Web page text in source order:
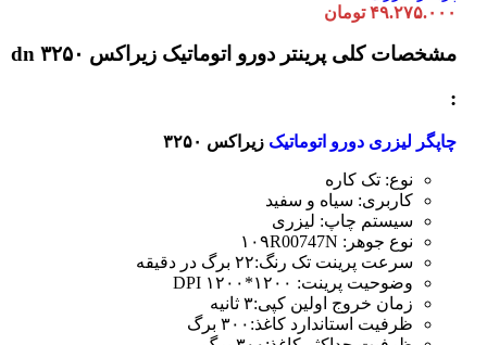
۴۹.۲۷۵.۰۰۰ تومان
مشخصات کلی پرینتر دورو اتوماتیک زیراکس dn ۳۲۵۰
:
چاپگر لیزری دورو اتوماتیک زیراکس ۳۲۵۰
نوع: تک کاره
کاربری: سیاه و سفید
سیستم چاپ: لیزری
نوع جوهر: ۱۰۹R00747N
سرعت پرینت تک رنگ:۲۲ برگ در دقیقه
وضوحیت پرینت: ۱۲۰۰*۱۲۰۰ DPI
زمان خروج اولین کپی:۳ ثانیه
ظرفیت استاندارد کاغذ:۳۰۰ برگ